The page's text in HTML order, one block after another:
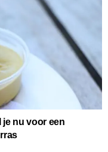
je nu voor een